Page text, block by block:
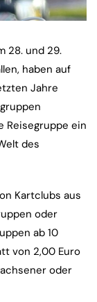
28. und 29.
haben auf
Jahre
Reisegruppe ein
des
Kartclubs aus
oder
ab 10
von 2,00 Euro
oder